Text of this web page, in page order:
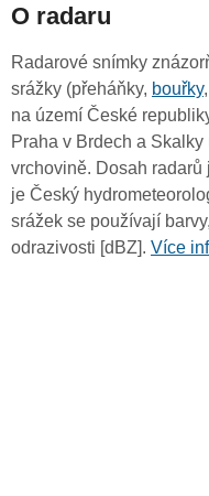
O radaru
Radarové snímky
srážky (přeháňky, bouřky
na území České
Praha v Brdech a
vrchovině. Dosah
je Český
srážek se používají
odrazivosti [dBZ]. Více